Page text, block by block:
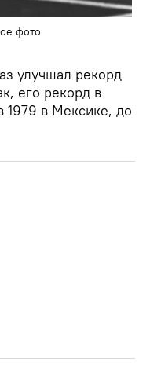
фото
улучшал рекорд
его рекорд в
1979 в Мексике, до